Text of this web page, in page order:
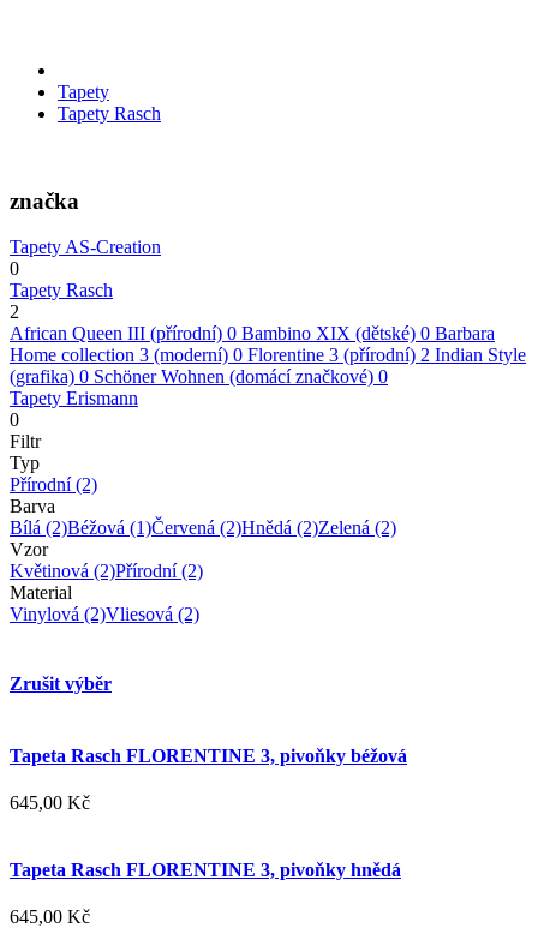
Tapety
Tapety Rasch
značka
Tapety AS-Creation
0
Tapety Rasch
2
African Queen III (přírodní) 0 Bambino XIX (dětské) 0 Barbara
Home collection 3 (moderní) 0 Florentine 3 (přírodní) 2 Indian Style
(grafika) 0 Schöner Wohnen (domácí značkové) 0
Tapety Erismann
0
Filtr
Typ
Přírodní(2)
Barva
Bílá (2)Béžová (1)Červená (2)Hnědá (2)Zelená (2)
Vzor
Květinová (2)Přírodní(2)
Material
Vinylová (2)Vliesová (2)
Zrušit výběr
Tapeta Rasch FLORENTINE 3, pivoňky béžová
645,00 Kč
Tapeta Rasch FLORENTINE 3, pivoňky hnědá
645,00 Kč